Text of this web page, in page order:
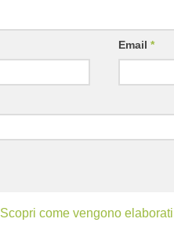
Email*
Scopri come vengono